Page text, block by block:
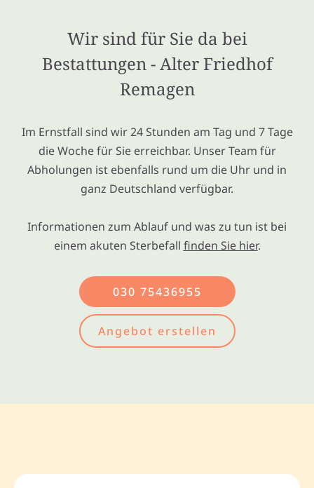
Wir sind für Sie da bei
Bestattungen - Alter Friedhof
Remagen
Im Ernstfall sind wir 24 Stunden am Tag und 7 Tage
die Woche für Sie erreichbar. Unser Team für
Abholungen ist ebenfalls rund um die Uhr und in
ganz Deutschland verfügbar.
Informationen zum Ablauf und was zu tun ist bei
einem akuten Sterbefall finden Sie hier.
030 75436955
Angebot erstellen